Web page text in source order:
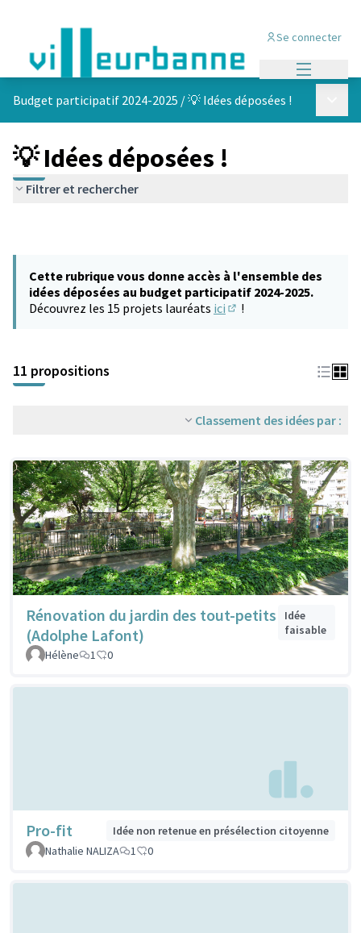
Se connecter
Budget participatif 2024-2025 /💡 Idées déposées !
💡 Idées déposées !
Filtrer et rechercher
Cette rubrique vous donne accès à l'ensemble des
idées déposées au budget participatif 2024-2025.
Découvrez les 15 projets lauréats ici !
11 propositions
Classement des idées par :
Rénovation du jardin des tout-petits
(Adolphe Lafont)
Idée
faisable
Hélène
1 0
Pro-fit
Idée non retenue en présélection citoyenne
Nathalie NALIZA
1 0